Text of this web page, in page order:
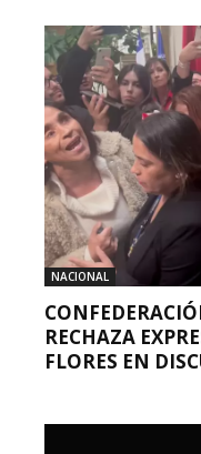
NACIONAL
RECHAZA
FLORES EN